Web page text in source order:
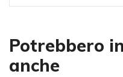
Potrebbero
anche